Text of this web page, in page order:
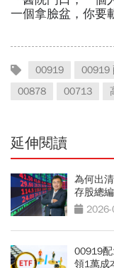
00919 00919
00878
00713
延伸閱讀
為何出
存股總
00919
領1萬成